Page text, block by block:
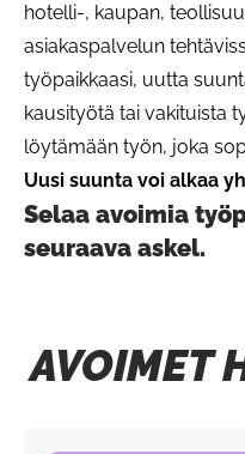
hotelli-, kaupan,
asiakaspalvelun
työpaikkaasi, uutta
kausityötä tai vakituista
löytämään työn, joka
Uusi suunta voi alkaa
Selaa avoimia
seuraava askel.
AVOIMET